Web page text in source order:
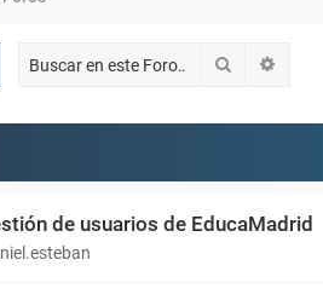
Buscar
de usuarios de EducaMadrid